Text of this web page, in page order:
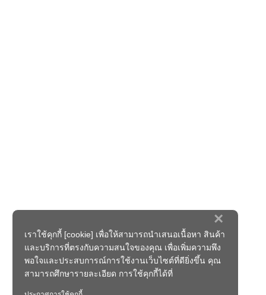
×
เราใช้คุกกี้ [cookie] เพื่อให้สามารถนำเสนอเนื้อหา สินค้า
และบริการที่ตรงกับความสนใจของคุณ เพื่อเพิ่มความพึง
พอใจและประสบการณ์การใช้งานเว็บไซต์ที่ดียิ่งขึ้น คุณ
สามารถศึกษารายละเอียด การใช้คุกกี้ได้ที่